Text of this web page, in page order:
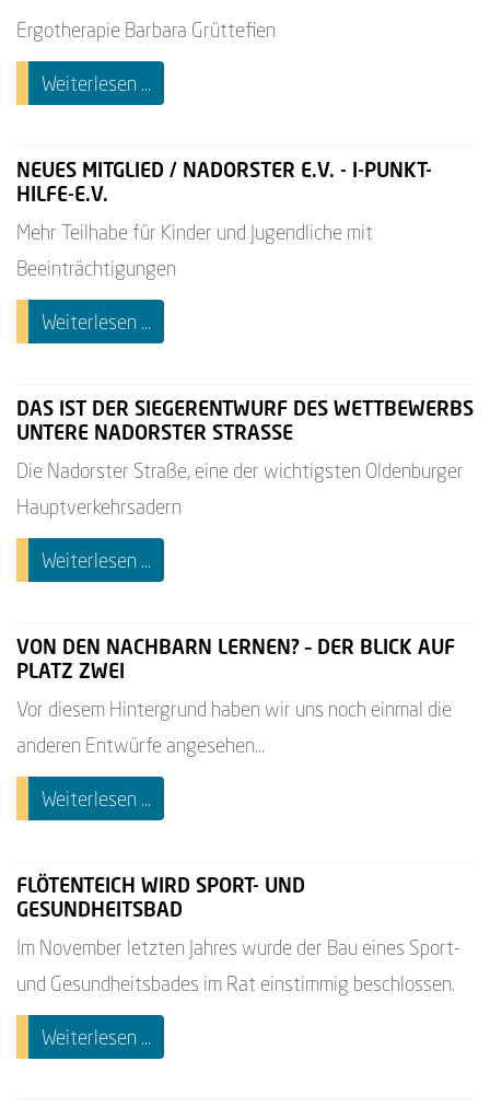
Ergotherapie Barbara Grüttefien
Weiterlesen ...
NEUES MITGLIED / NADORSTER E.V. - I-PUNKT-
HILFE-E.V.
Mehr Teilhabe für Kinder und Jugendliche mit
Beeinträchtigungen
Weiterlesen ...
DAS IST DER SIEGERENTWURF DES WETTBEWERBS
UNTERE NADORSTER STRASSE
Die Nadorster Straße, eine der wichtigsten Oldenburger
Hauptverkehrsadern
Weiterlesen ...
VON DEN NACHBARN LERNEN? – DER BLICK AUF
PLATZ ZWEI
Vor diesem Hintergrund haben wir uns noch einmal die
anderen Entwürfe angesehen...
Weiterlesen ...
FLÖTENTEICH WIRD SPORT- UND
GESUNDHEITSBAD
Im November letzten Jahres wurde der Bau eines Sport-
und Gesundheitsbades im Rat einstimmig beschlossen.
Weiterlesen ...